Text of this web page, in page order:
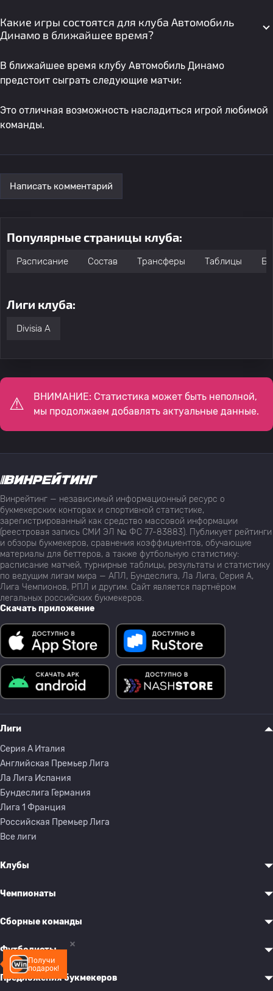
Какие игры состоятся для клуба Автомобиль
Динамо в ближайшее время?
В ближайшее время клубу Автомобиль Динамо
предстоит сыграть следующие матчи:
Это отличная возможность насладиться игрой любимой
команды.
Написать комментарий
Популярные страницы клуба:
Расписание Состав Трансферы Таблицы
Лиги клуба:
Divisia A
ВНИМАНИЕ: Статистика может быть неполной,
мы продолжаем добавлять актуальные данные.
Получи
подарок!
Винрейтинг — независимый информационный ресурс о
букмекерских конторах и спортивной статистике,
зарегистрированный как средство массовой информации
(реестровая запись СМИ ЭЛ № ФС 77-83883). Публикует рейтинги
и обзоры букмекеров, сравнения коэффициентов, обучающие
материалы для беттеров, а также футбольную статистику:
расписание матчей, турнирные таблицы, результаты и статистику
по ведущим лигам мира — АПЛ, Бундеслига, Ла Лига, Серия А,
Лига Чемпионов, РПЛ и другим. Сайт является партнёром
легальных российских букмекеров.
Скачать приложение
Лиги
Серия A Италия
Английская Премьер Лига
Ла Лига Испания
Бундеслига Германия
Лига 1 Франция
Российская Премьер Лига
Все лиги
Клубы
Чемпионаты
Сборные команды
Футболисты
Предложения букмекеров